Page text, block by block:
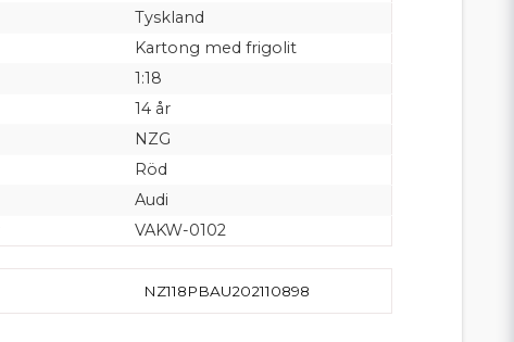
Tyskland
Kartong med frigolit
1:18
14 år
NZG
Röd
Audi
VAKW-0102
NZ118PBAU202110898